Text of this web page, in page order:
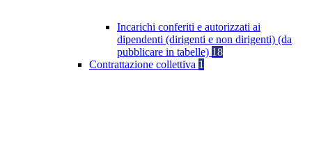
Incarichi conferiti e autorizzati ai
dipendenti (dirigenti e non dirigenti) (da
pubblicare in tabelle) 18
Contrattazione collettiva 1